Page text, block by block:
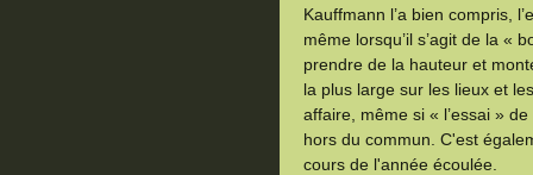
Kauffmann l’a bien compris,
même lorsqu’il s’agit de la «
prendre de la hauteur et
la plus large sur les lieux et
affaire, même si « l’essai »
hors du commun. C'est
cours de l'année écoulée.